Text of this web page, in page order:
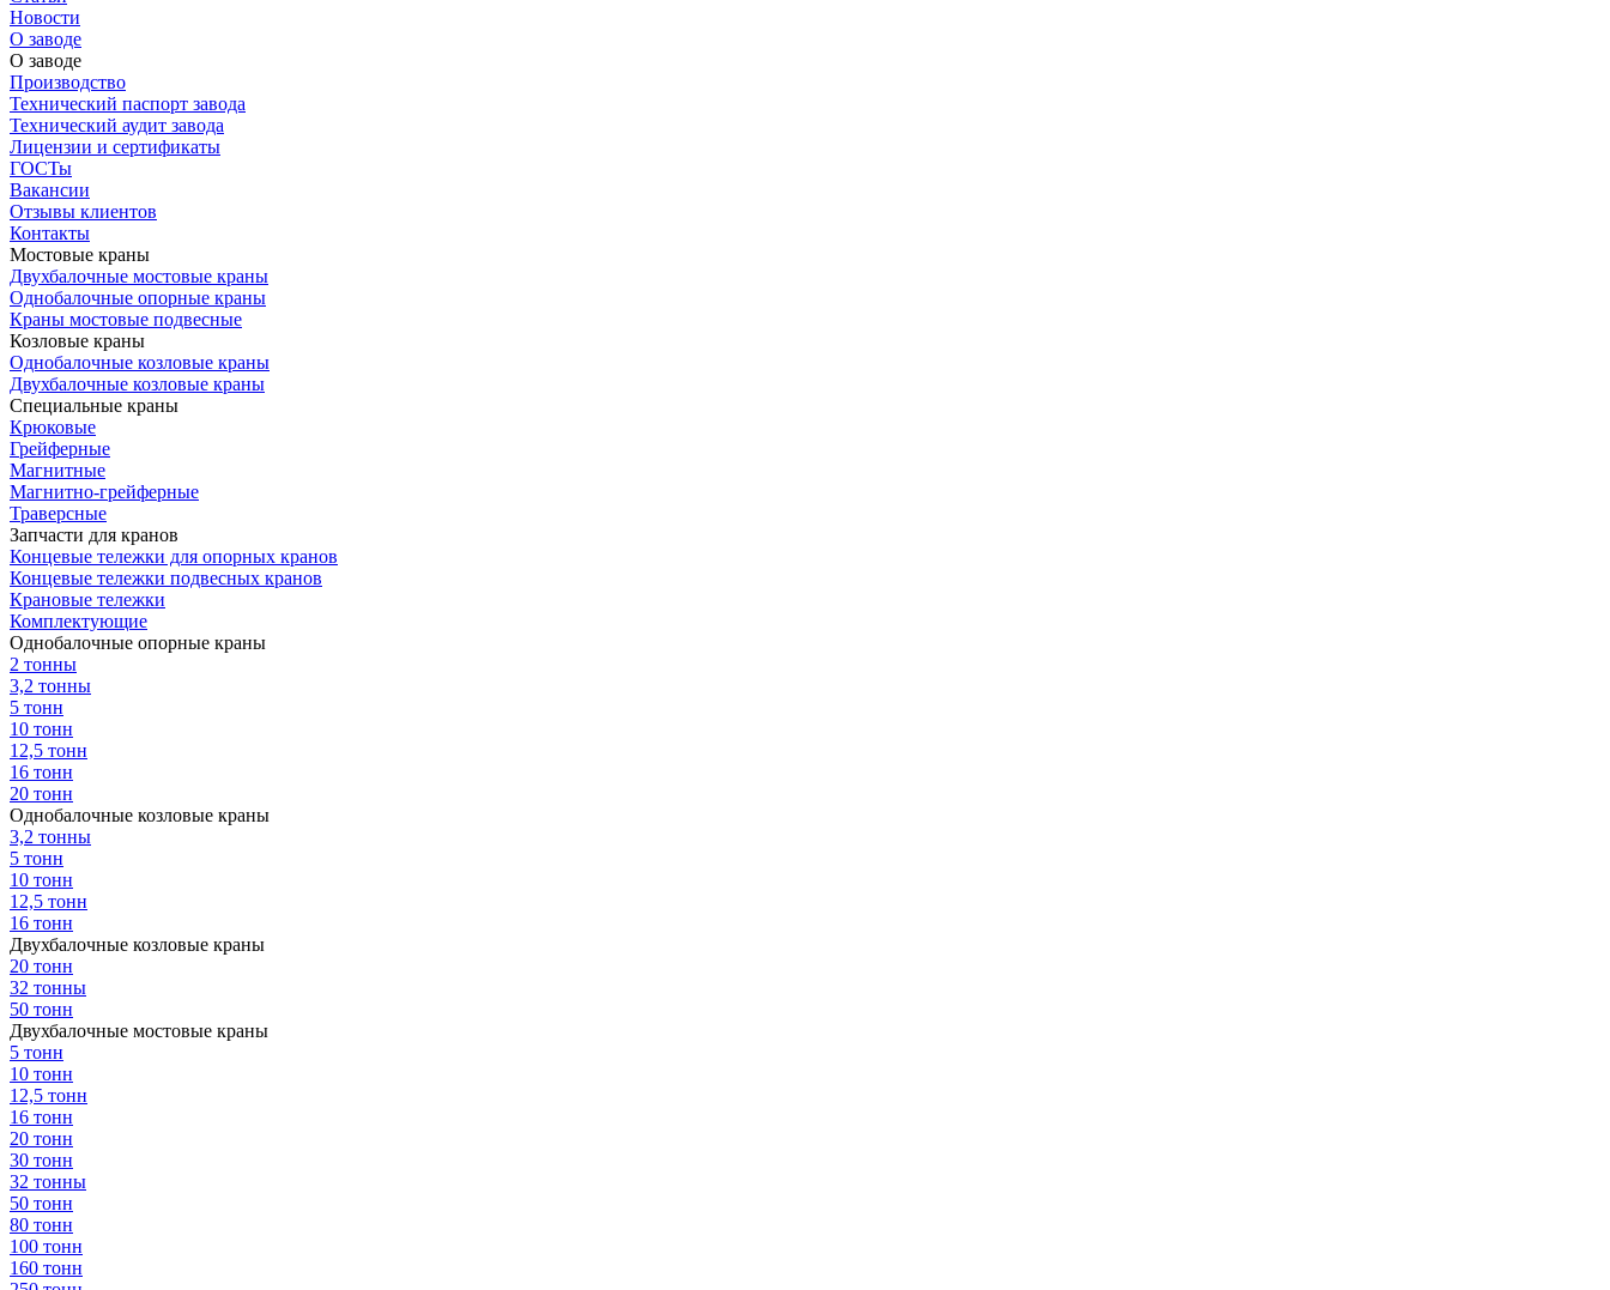
Новости
О заводе
О заводе
Производство
Технический паспорт завода
Технический аудит завода
Лицензии и сертификаты
ГОСТы
Вакансии
Отзывы клиентов
Контакты
Мостовые краны
Двухбалочные мостовые краны
Однобалочные опорные краны
Краны мостовые подвесные
Козловые краны
Однобалочные козловые краны
Двухбалочные козловые краны
Специальные краны
Крюковые
Грейферные
Магнитные
Магнитно-грейферные
Траверсные
Запчасти для кранов
Концевые тележки для опорных кранов
Концевые тележки подвесных кранов
Крановые тележки
Комплектующие
Однобалочные опорные краны
2 тонны
3,2 тонны
5 тонн
10 тонн
12,5 тонн
16 тонн
20 тонн
Однобалочные козловые краны
3,2 тонны
5 тонн
10 тонн
12,5 тонн
16 тонн
Двухбалочные козловые краны
20 тонн
32 тонны
50 тонн
Двухбалочные мостовые краны
5 тонн
10 тонн
12,5 тонн
16 тонн
20 тонн
30 тонн
32 тонны
50 тонн
80 тонн
100 тонн
160 тонн